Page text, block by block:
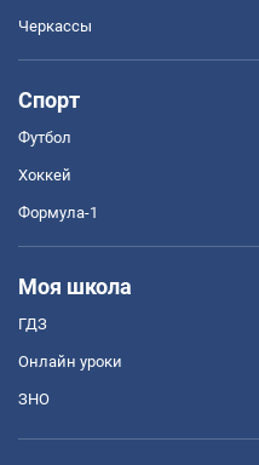
Черкассы
Спорт
Футбол
Хоккей
Формула-1
Моя школа
ГДЗ
Онлайн уроки
ЗНО